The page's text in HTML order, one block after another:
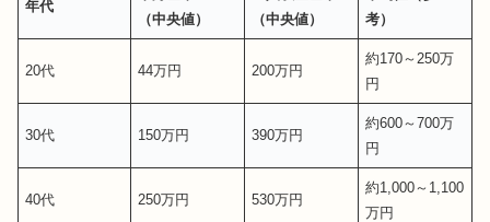
年代
（中央値）
（中央値）
考）
20代 44万円 200万円
約170～250万
円
30代 150万円 390万円
約600～700万
円
40代 250万円 530万円
約1,000～1,100
万円